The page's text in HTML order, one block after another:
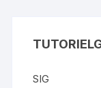
SIG